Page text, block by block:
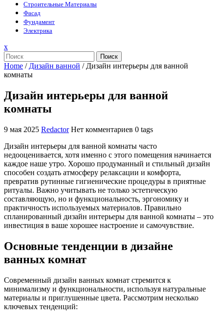
Строительные Материалы
Фасад
Фундамент
Электрика
xЗакрыть
меню
Поиск
Home / Дизайн ванной / Дизайн интерьеры для ванной
комнаты
Дизайн интерьеры для ванной
комнаты
9 мая 2025 Redactor Нет комментариев 0 tags
Дизайн интерьеры для ванной комнаты часто
недооценивается, хотя именно с этого помещения начинается
каждое наше утро. Хорошо продуманный и стильный дизайн
способен создать атмосферу релаксации и комфорта,
превратив рутинные гигиенические процедуры в приятные
ритуалы. Важно учитывать не только эстетическую
составляющую, но и функциональность, эргономику и
практичность используемых материалов. Правильно
спланированный дизайн интерьеры для ванной комнаты – это
инвестиция в ваше хорошее настроение и самочувствие.
Основные тенденции в дизайне
ванных комнат
Современный дизайн ванных комнат стремится к
минимализму и функциональности, используя натуральные
материалы и приглушенные цвета. Рассмотрим несколько
ключевых тенденций: